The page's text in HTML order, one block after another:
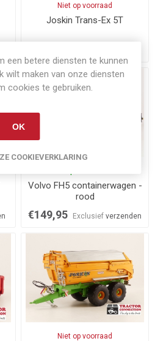
Niet op voorraad
Joskin Trans-Ex 5T
Volvo FH5 containerwagen -
rood
€149,95 Exclusiefverzenden
Niet op voorraad
een betere diensten te kunnen
wilt maken van onze diensten
cookies te gebruiken.
OK
COOKIEVERKLARING